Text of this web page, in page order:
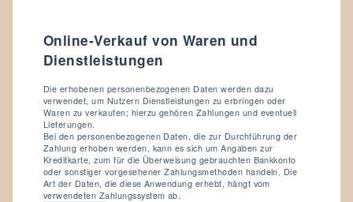
Online-Verkauf von Waren und
Dienstleistungen
Die erhobenen personenbezogenen Daten werden dazu
verwendet, um Nutzern Dienstleistungen zu erbringen oder
Waren zu verkaufen; hierzu gehören Zahlungen und eventuell
Lieferungen.
Bei den personenbezogenen Daten, die zur Durchführung der
Zahlung erhoben werden, kann es sich um Angaben zur
Kreditkarte, zum für die Überweisung gebrauchten Bankkonto
oder sonstiger vorgesehener Zahlungsmethoden handeln. Die
Art der Daten, die diese Anwendung erhebt, hängt vom
verwendeten Zahlungssystem ab.